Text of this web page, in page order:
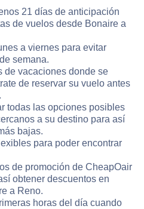
21 días de anticipación
de vuelos desde Bonaire a
a viernes para evitar
semana.
de vacaciones donde se
de reservar su vuelo antes
todas las opciones posibles
a su destino para así
bajas.
para poder encontrar
de promoción de CheapOair
obtener descuentos en
a Reno.
horas del día cuando